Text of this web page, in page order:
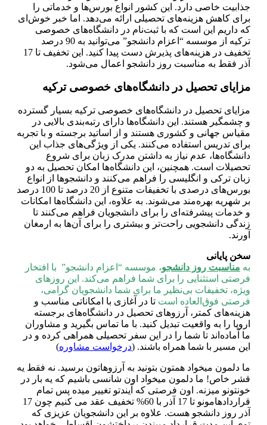
جذابیت خاصی دارد. این کشور انواع بورس‌ها و خدماتی را
برای کاهش هزینه‌های تحصیلی ارائه می‌دهد. اما خبر خوش‌ای
که داریم این است که با ثبت‌نام در دانشگاه‌های خصوصی
ترکیه از موسسه “اعزام دانشجو” می‌توانید به 90 درصد
تخفیف در هزینه‌های پذیرش دست پیدا کنید. این تخفیف تا 17
آذر فقط به مناسبت روز دانشجو اعمال می‌شود.
مزایای تحصیل در دانشگاه‌های خصوصی ترکیه
مزایای تحصیل در دانشگاه‌های خصوصی ترکیه بسیار گسترده
و چشمگیر هستند. این دانشگاه‌ها دارای رتبه‌بندی بالایی در
مقیاس جهانی و کشوری هستند و از اساتید برجسته و با تجربه
برای تدریس استفاده می‌کنند. یکی از ویژگی‌های جذاب این
دانشگاه‌ها، عدم نیاز به داشتن مدرک زبان برای شروع
تحصیلات است. همچنین، این دانشگاه‌ها امکان تحصیل به دو
زبان ترکی و انگلیسی را فراهم می‌کنند و دانشجوها از انواع
بورس‌های درصدی با تخفیفات متنوع از 20 درصد تا 100 درصد
بر شهریه بهره‌مند می‌شوند. به علاوه، این دانشگاه‌ها امکانات
و خدمات پیشرفته‌ای را برای دانشجویان فراهم می‌کنند تا
زندگی دانشجویی راحت‌تر و بیشتری را برای آن‌ها به ارمغان
آورند.
سخن پایانی
به مناسبت روز دانشجو، موسسه “اعزام دانشجو” با افتخار
فرصتی استثنایی را برای شما فراهم می‌کند. این روزهای
ویژه، تخفیفات بی‌نظیر ما برای شما دانشجویان گرامی،
فرصتی فوق‌العاده است تا در آغازی با امکاناتی مناسب و
هزینه‌های کمتر، آرزوهای تحصیل در دانشگاه‌های برجسته
اروپا را به واقعیت تبدیل کنید. با ما تماس بگیرید و مشاوران
ما آماده‌اند تا شما را در این سفر تحصیلی همراهی کرده و در
این مسیر با شما همراه باشند. (درخواست مشاوره)
ما دلمون میخواد همتون بتونید به آرزوهاتون برسید. نه فقط یه
قشر خاص! ما دلمون میخواد اون شانسی باشیم که یه بار در
خونتونو میزنه. اون فرصتی که آیندتو تغییر میده پس تمام
قراردادهامونو تا 17 آذر با 60% تخفیف عقد می کنیم چون 17
آذر روز دانشجو هست. علاوه بر این دانشجویان عزیزی که